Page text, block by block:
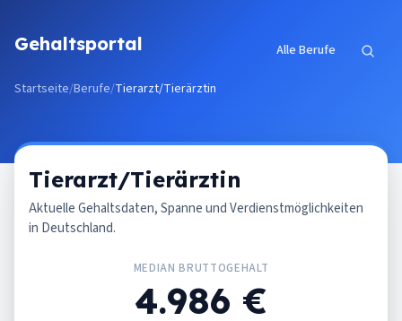
Gehaltsportal Alle Berufe
Startseite/Berufe/Tierarzt/Tierärztin
Tierarzt/Tierärztin
Aktuelle Gehaltsdaten, Spanne und Verdienstmöglichkeiten
in Deutschland.
MEDIAN BRUTTOGEHALT
4.986 €